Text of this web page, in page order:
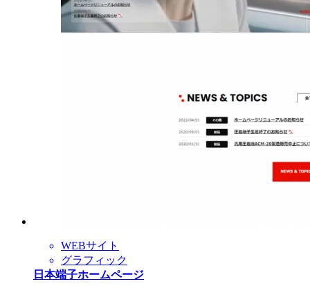
WEBサイト
グラフィック
日本端子ホームページ